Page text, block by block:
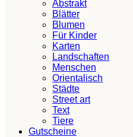
Abstrakt
Blätter
Blumen
Für Kinder
Karten
Landschaften
Menschen
Orientalisch
Städte
Street art
Text
Tiere
Gutscheine